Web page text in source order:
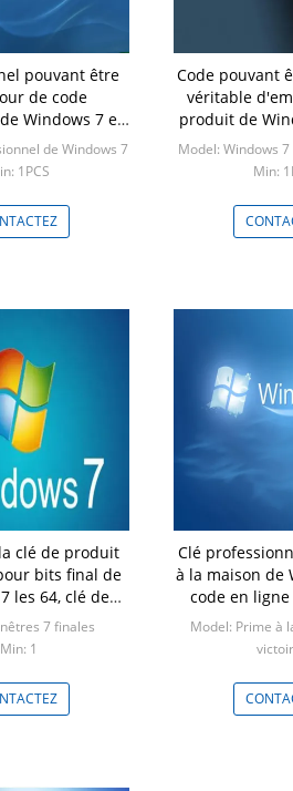
pouvant être
de code
en
ligne
de Windows 7
1PCS
Code pouvant
véritable
produit de Windows 7 Home
Model: Windows
Min:
clé de produit
bits final de
les 64, clé de
Win7 finale
7 finales
Min: 1
Clé
à la maison de Windows 7 de
code en
Model: Prime à